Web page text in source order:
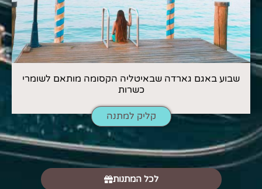
שבוע באגם גארדה שבאיטליה הקסומה מותאם לשומרי
כשרות
קליק למתנה
לכל המתנות